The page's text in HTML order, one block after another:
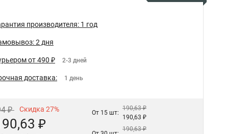
производителя: 1 год
2 дня
от 490 ₽ 2-3 дней
доставка: 1 день
₽ Скидка 27%
₽
От 15 шт:
190,63 ₽
190,63 ₽
190,63 ₽